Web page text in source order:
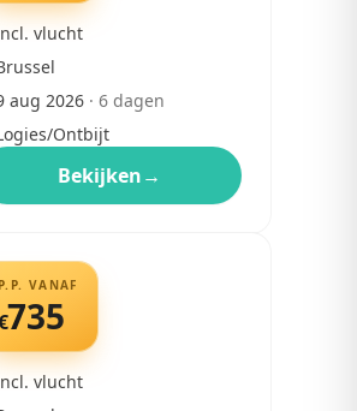
vlucht
aug 2026· 6dagen
Ontbijt
Bekijken→
P.P. VANAF
735
vlucht